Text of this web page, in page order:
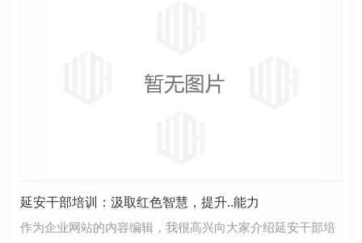
延安干部培训：汲取红色智慧，提升..能力
作为企业网站的内容编辑，我很高兴向大家介绍延安干部培